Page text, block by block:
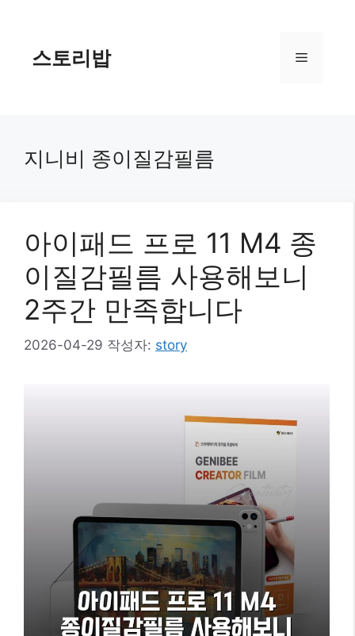
스토리밥 메
지니비 종이질감필름
아이패드 프로 11 M4 종
이질감필름 사용해보니
2주간 만족합니다
2026-04-29 작성자: story